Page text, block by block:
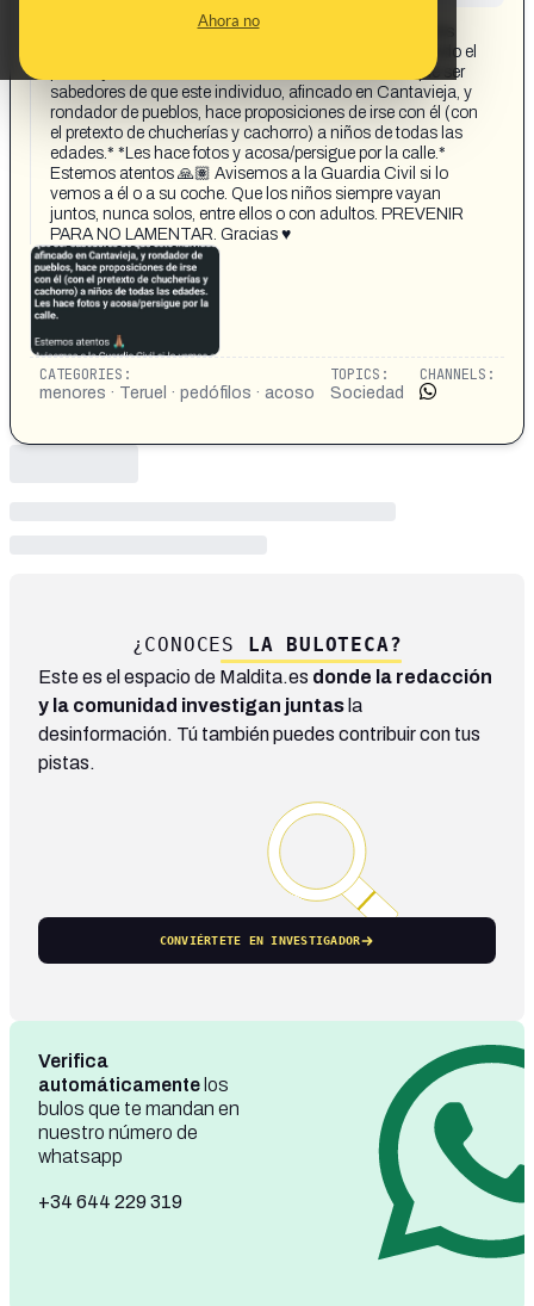
Ahora no
Muy buenas, familias!! 📣 *‼️ATENCIÓN‼️* 📣 *Todos los
padres, adultos, profesores del cole y de actividades, todo el
pueblo y MÁS IMPORTANTE, LOS NIÑOS, tienen que ser
sabedores de que este individuo, afincado en Cantavieja, y
rondador de pueblos, hace proposiciones de irse con él (con
el pretexto de chucherías y cachorro) a niños de todas las
edades.* *Les hace fotos y acosa/persigue por la calle.*
Estemos atentos 🙏🏽 Avisemos a la Guardia Civil si lo
vemos a él o a su coche. Que los niños siempre vayan
juntos, nunca solos, entre ellos o con adultos. PREVENIR
PARA NO LAMENTAR. Gracias ♥️
CATEGORIES:
menores · Teruel · pedófilos · acoso
TOPICS:
Sociedad
CHANNELS:
¿CONOCES LA BULOTECA?
Este es el espacio de Maldita.es donde la redacción
y la comunidad investigan juntas la
desinformación. Tú también puedes contribuir con tus
pistas.
CONVIÉRTETE EN INVESTIGADOR
Verifica
automáticamente los
bulos que te mandan en
nuestro número de
whatsapp
+34 644 229 319